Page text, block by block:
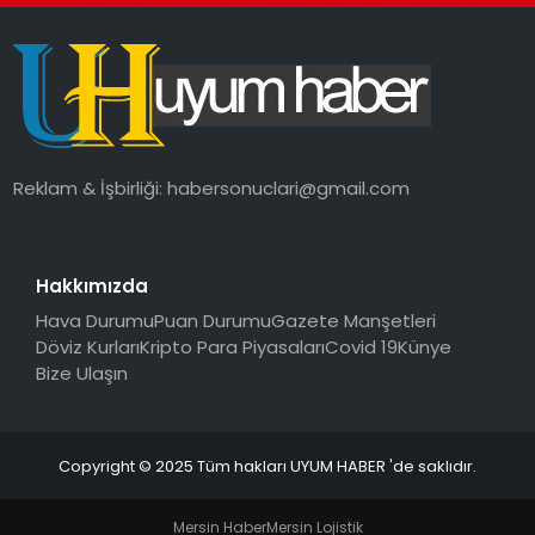
MAGAZIN
YAŞAM
Reklam & İşbirliği:habersonuclari@gmail.com
Hakkımızda
Hava DurumuPuan DurumuGazete Manşetleri
Döviz KurlarıKripto Para PiyasalarıCovid 19Künye
Bize Ulaşın
Copyright © 2025 Tüm hakları UYUM HABER 'de saklıdır.
Mersin HaberMersin Lojistik